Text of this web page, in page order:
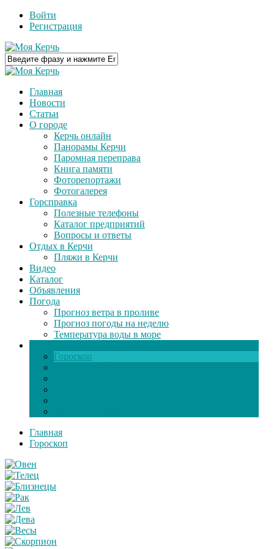
Войти
Регистрация
Главная
Новости
Статьи
О городе
Керчь онлайн
Панорамы Керчи
Паромная переправа
Книга памяти
Фоторепортажи
Фотогалерея
Горсправка
Полезные телефоны
Каталог предприятий
Вопросы и ответы
Отдых в Керчи
Пляжи в Керчи
Видео
Каталог
Объявления
Погода
Прогноз ветра в проливе
Прогноз погоды на неделю
Температура воды в море
Гороскоп
Главная
Гороскоп